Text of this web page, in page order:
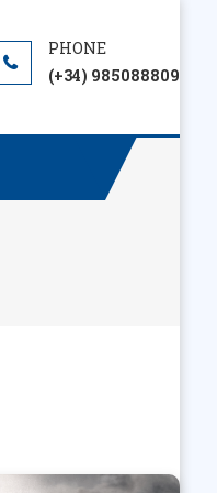
(+34) 985088809